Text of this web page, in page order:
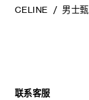
CELINE 男士
联系客服